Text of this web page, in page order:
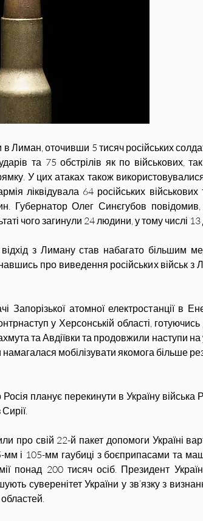
в Лиман, оточивши 5 тисяч російських
та 75 обстрілів як по військових,
У цих атаках також
ліквідувала 64 російських
Губернатор Олег Синєгубов повідомив,
чого загинули 24 людини, у тому числі 13
відхід з Лиману став набагато більшим
про виведення російських військ
Запорізької атомної електростанції в
у Херсонській області,
та Авдіївки та продовжили наступи на
мобілізувати якомога більше
планує перекинути в Україну війська
про свій 22-й пакет допомоги Україні
і 105-мм гаубиці з боєприпасами та
понад 200 тисяч осіб. Президент
суверенітет України у зв’язку з
областей.